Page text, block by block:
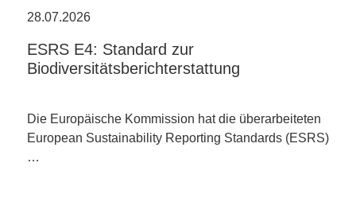
28.07.2026
ESRS E4: Standard zur
Biodiversitätsberichterstattung
Die Europäische Kommission hat die überarbeiteten
European Sustainability Reporting Standards (ESRS)
…